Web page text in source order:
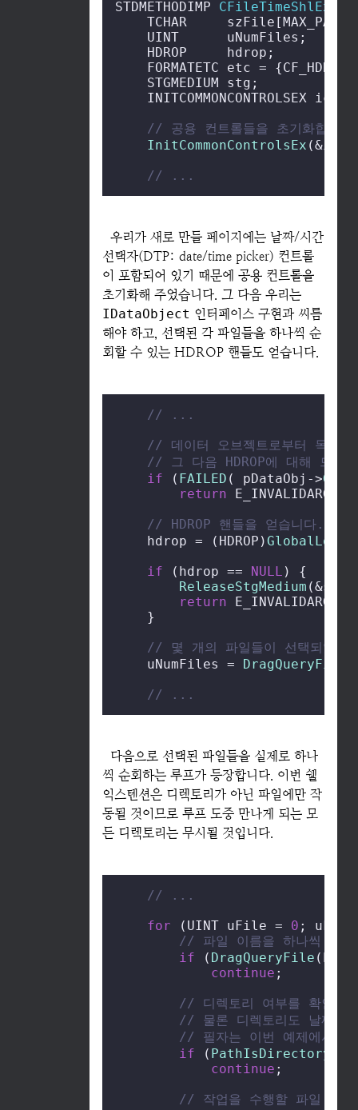
STDMETHODIMP
TCHAR
UINT      uNumFiles;
HDROP     hdrop;
FORMATETC etc =
STGMEDIUM stg;
INITCOMMONCONTROLSEX
// 공용 컨트롤들을 초기화합니
InitCommonControlsEx
// ...
우리가 새로 만들 페이지에는 날짜/시간
선택자(DTP: date/time picker) 컨트롤
이 포함되어 있기 때문에 공용 컨트롤을
초기화해 주었습니다. 그 다음 우리는
IDataObject 인터페이스 구현과 씨름
해야 하고, 선택된 각 파일들을 하나씩 순
회할 수 있는 HDROP 핸들도 얻습니다.
// ...
// 데이터 오브젝트로부터 목록
// 그 다음 HDROP에 대해 드래
if ( FAILED ( pDataObj->
return E_INVALIDARG;
// HDROP 핸들을 얻습니다.
hdrop = (HDROP)GlobalLock
if (hdrop == NULL ) {
ReleaseStgMedium
return E_INVALIDARG;
}
// 몇 개의 파일들이 선택되었는
uNumFiles = DragQueryFile
// ...
다음으로 선택된 파일들을 실제로 하나
씩 순회하는 루프가 등장합니다. 이번 쉘
익스텐션은 디렉토리가 아닌 파일에만 작
동될 것이므로 루프 도중 만나게 되는 모
든 디렉토리는 무시될 것입니다.
// ...
for (UINT uFile = 0 ; uFile
// 파일 이름을 하나씩 읽습
if ( DragQueryFile
continue ;
// 디렉토리 여부를 확인하
// 물론 디렉토리도 날짜와
// 필자는 이번 예제에서 이
if ( PathIsDirectory
continue ;
// 작업을 수행할 파일 리스